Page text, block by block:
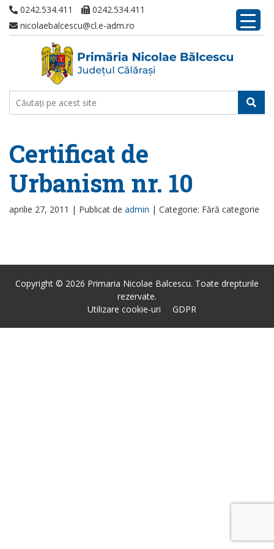
0242.534.411
0242.534.411
nicolaebalcescu@cl.e-adm.ro
Certificat de
Urbanism nr. 10
aprilie 27, 2011 | Publicat de admin | Categorie: Fără categorie
Copyright © 2026 Primaria Nicolae Balcescu. Toate drepturile
rezervate.
Utilizare cookie-uri
GDPR